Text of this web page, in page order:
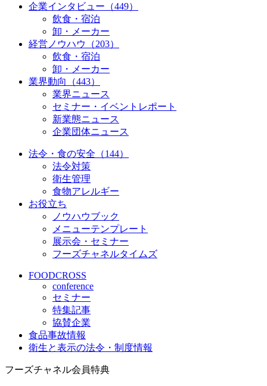
企業インタビュー（449）
飲食・宿泊
卸・メーカー
経営ノウハウ（203）
飲食・宿泊
卸・メーカー
業界動向（443）
業界ニュース
セミナー・イベントレポート
新業態ニュース
企業団体ニュース
法令・食の安全（144）
法令対策
衛生管理
食物アレルギー
お役立ち
ノウハウブック
メニューテンプレート
展示会・セミナー
フーズチャネルタイムズ
FOODCROSS
conference
セミナー
特集記事
協賛企業
食品事故情報
衛生と表示の法令・制度情報
フーズチャネル会員特典